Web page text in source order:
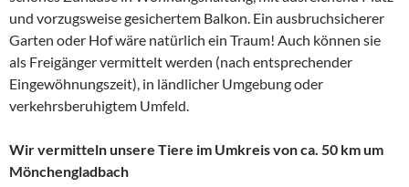
und vorzugsweise gesichertem Balkon. Ein ausbruchsicherer
Garten oder Hof wäre natürlich ein Traum! Auch können sie
als Freigänger vermittelt werden (nach entsprechender
Eingewöhnungszeit), in ländlicher Umgebung oder
verkehrsberuhigtem Umfeld.
Wir vermitteln unsere Tiere im Umkreis von ca. 50 km um
Mönchengladbach